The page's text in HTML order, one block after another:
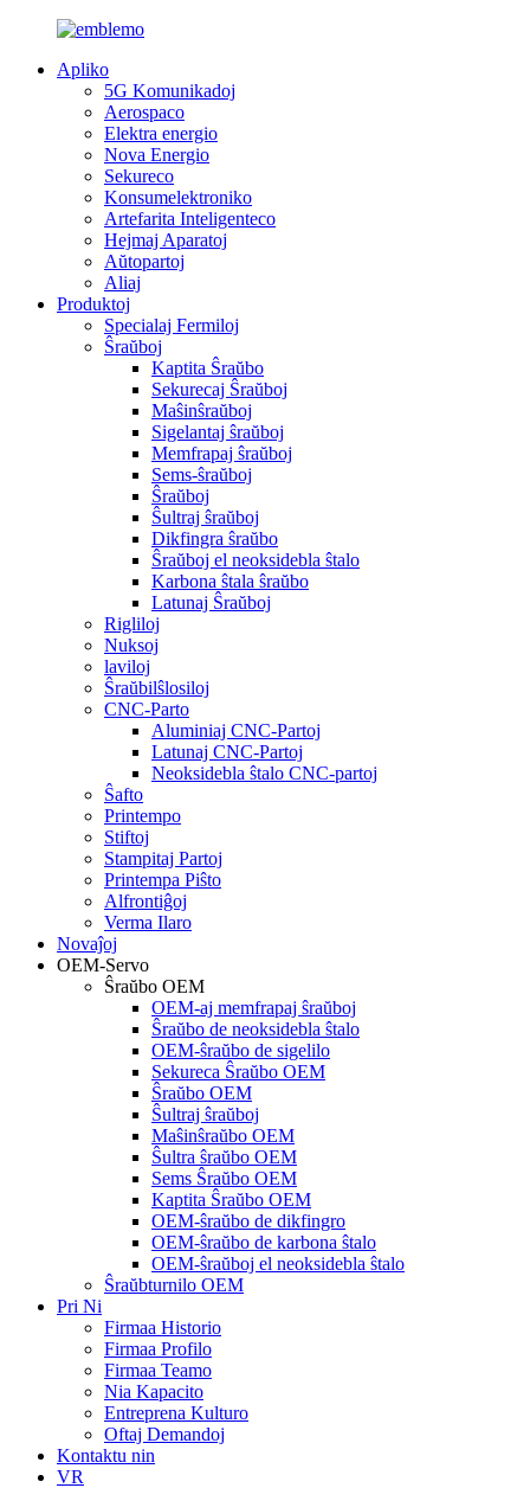
Apliko
5G Komunikadoj
Aerospaco
Elektra energio
Nova Energio
Sekureco
Konsumelektroniko
Artefarita Inteligenteco
Hejmaj Aparatoj
Aŭtopartoj
Aliaj
Produktoj
Specialaj Fermiloj
Ŝraŭboj
Kaptita Ŝraŭbo
Sekurecaj Ŝraŭboj
Maŝinŝraŭboj
Sigelantaj ŝraŭboj
Memfrapaj ŝraŭboj
Sems-ŝraŭboj
Ŝraŭboj
Ŝultraj ŝraŭboj
Dikfingra ŝraŭbo
Ŝraŭboj el neoksidebla ŝtalo
Karbona ŝtala ŝraŭbo
Latunaj Ŝraŭboj
Rigliloj
Nuksoj
laviloj
Ŝraŭbilŝlosiloj
CNC-Parto
Aluminiaj CNC-Partoj
Latunaj CNC-Partoj
Neoksidebla ŝtalo CNC-partoj
Ŝafto
Printempo
Stiftoj
Stampitaj Partoj
Printempa Piŝto
Alfrontiĝoj
Verma Ilaro
Novaĵoj
OEM-Servo
Ŝraŭbo OEM
OEM-aj memfrapaj ŝraŭboj
Ŝraŭbo de neoksidebla ŝtalo
OEM-ŝraŭbo de sigelilo
Sekureca Ŝraŭbo OEM
Ŝraŭbo OEM
Ŝultraj ŝraŭboj
Maŝinŝraŭbo OEM
Ŝultra ŝraŭbo OEM
Sems Ŝraŭbo OEM
Kaptita Ŝraŭbo OEM
OEM-ŝraŭbo de dikfingro
OEM-ŝraŭbo de karbona ŝtalo
OEM-ŝraŭboj el neoksidebla ŝtalo
Ŝraŭbturnilo OEM
Pri Ni
Firmaa Historio
Firmaa Profilo
Firmaa Teamo
Nia Kapacito
Entreprena Kulturo
Oftaj Demandoj
Kontaktu nin
VR